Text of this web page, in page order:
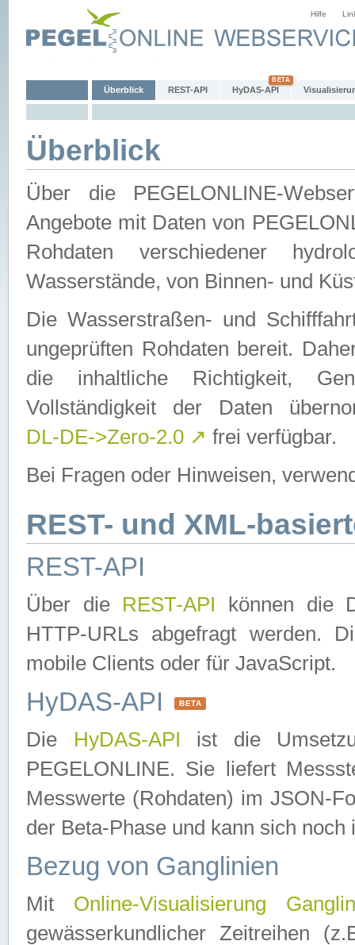
Hilfe
Überblick REST-API HyDAS-API
Überblick
Über die PEGELONLINE-
Angebote mit Daten von
Rohdaten verschiedener
Wasserstände, von Binnen- und
Die Wasserstraßen- und
ungeprüften Rohdaten bereit.
die inhaltliche Richtigkeit,
Vollständigkeit der Daten
DL-DE->Zero-2.0 ↗ frei verfügbar.
Bei Fragen oder Hinweisen,
REST- und XML-
REST-API
Über die REST-API können die
HTTP-URLs abgefragt werden.
mobile Clients oder für JavaScript.
HyDAS-API BETA
Die HyDAS-API ist die
PEGELONLINE. Sie liefert
Messwerte (Rohdaten) im JSON-
der Beta-Phase und kann sich noch
Bezug von Ganglinien
Mit Online-Visualisierung
gewässerkundlicher Zeitreihen